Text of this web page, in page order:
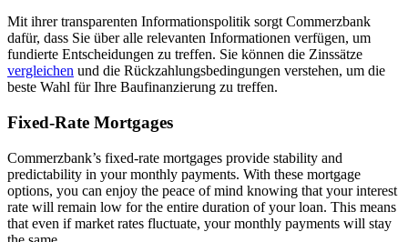
Mit ihrer transparenten Informationspolitik sorgt Commerzbank
dafür, dass Sie über alle relevanten Informationen verfügen, um
fundierte Entscheidungen zu treffen. Sie können die Zinssätze
vergleichen und die Rückzahlungsbedingungen verstehen, um die
beste Wahl für Ihre Baufinanzierung zu treffen.
Fixed-Rate Mortgages
Commerzbank’s fixed-rate mortgages provide stability and
predictability in your monthly payments. With these mortgage
options, you can enjoy the peace of mind knowing that your interest
rate will remain low for the entire duration of your loan. This means
that even if market rates fluctuate, your monthly payments will stay